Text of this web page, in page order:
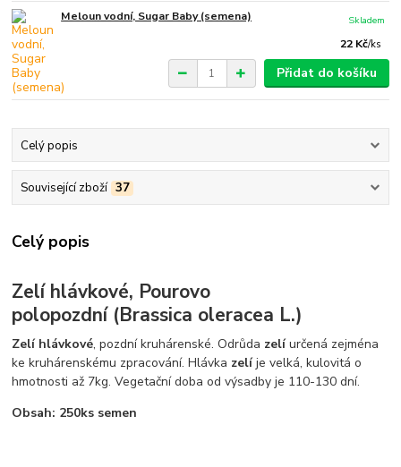
Meloun vodní, Sugar Baby (semena)
22 Kč/ks
Skladem
Přidat do košíku
Celý popis
Související zboží 37
Celý popis
Zelí hlávkové, Pourovo
polopozdní (Brassica oleracea L.)
Zelí hlávkové, pozdní kruhárenské. Odrůda zelíurčená zejména
ke kruhárenskému zpracování. Hlávka zelíje velká, kulovitá o
hmotnosti až 7kg. Vegetační doba od výsadby je 110-130 dní.
Obsah: 250ks semen